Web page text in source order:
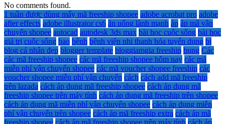
No comments found.
1 tuần được dùng mấy mã freeship shopee adobe acrobat pro adobe
after effects adobe illustrator cs6 ăn uống lành mạnh áp áp mã vận
chuyển shopee autocad autodesk 3ds max bài học cuộc sống bài học
giá trị cuộc sống bao bệnh bệnh viện nhi thanh hóa tuyển dụng bị
blog cá nhân đẹp blogger template bloggiamgia freeship bụng Các
các mã freeship shopee các mã freeship shopee hôm nay các mã
miễn phí vận chuyển shopee các mã voucher shopee freeship các
voucher shopee miễn phí vận chuyển cách cách add mã freeship
trên lazada cách áp dụng mã freeship shopee cách áp dụng mã
freeship shopee trên máy tính cách áp dụng mã freeship trên shopee
cách áp dụng mã miễn phí vận chuyển shopee cách áp dụng miễn
phí vận chuyển trên shopee cách áp mã freeship extra cách áp mã
freeship shopee cách áp mã freeship shopee trên máy tính cách áp